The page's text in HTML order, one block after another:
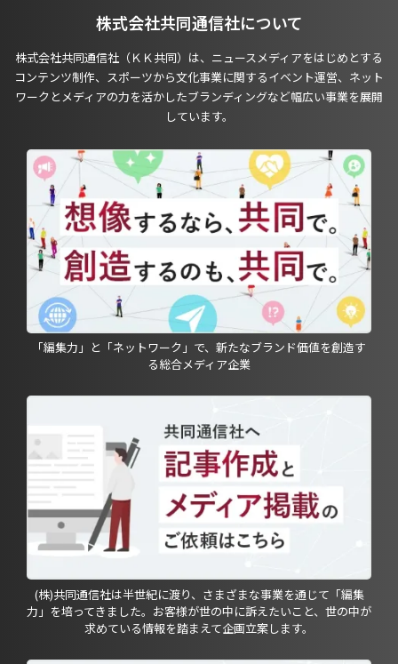
株式会社共同通信社について
株式会社共同通信社（ＫＫ共同）は、ニュースメディアをはじめとする
コンテンツ制作、スポーツから文化事業に関するイベント運営、ネット
ワークとメディアの力を活かしたブランディングなど幅広い事業を展開
しています。
「編集力」と「ネットワーク」で、新たなブランド価値を創造す
る総合メディア企業
(株)共同通信社は半世紀に渡り、さまざまな事業を通じて「編集
力」を培ってきました。お客様が世の中に訴えたいこと、世の中が
求めている情報を踏まえて企画立案します。